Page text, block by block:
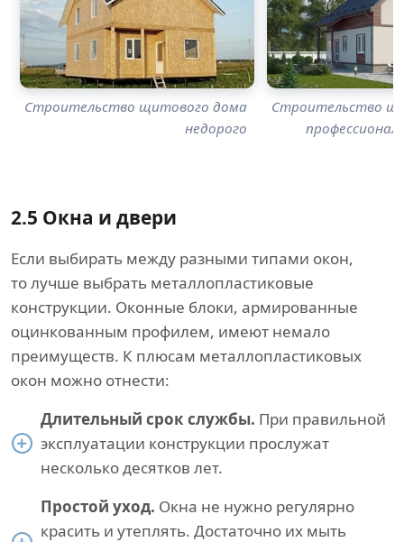
Строительство щитового дома
недорого
Строительство
2.5 Окна и двери
Если выбирать между разными типами окон,
то лучше выбрать металлопластиковые
конструкции. Оконные блоки, армированные
оцинкованным профилем, имеют немало
преимуществ. К плюсам металлопластиковых
окон можно отнести:
Длительный срок службы. При правильной
эксплуатации конструкции прослужат
несколько десятков лет.
Простой уход. Окна не нужно регулярно
красить и утеплять. Достаточно их мыть